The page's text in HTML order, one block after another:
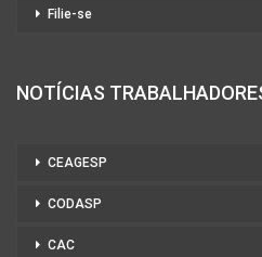
Filie-se
NOTÍCIAS
CEAGESP
CODASP
CAC